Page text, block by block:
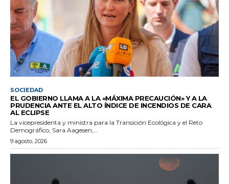
SOCIEDAD
EL GOBIERNO LLAMA A LA «MÁXIMA PRECAUCIÓN» Y A LA
PRUDENCIA ANTE EL ALTO ÍNDICE DE INCENDIOS DE CARA
AL ECLIPSE
La vicepresidenta y ministra para la Transición Ecológica y el Reto
Demográfico, Sara Aagesen,...
9 agosto, 2026